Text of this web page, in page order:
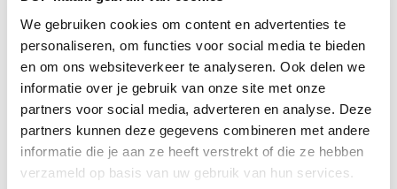
We gebruiken cookies om content en advertenties te
personaliseren, om functies voor social media te bieden
en om ons websiteverkeer te analyseren. Ook delen we
informatie over je gebruik van onze site met onze
partners voor social media, adverteren en analyse. Deze
partners kunnen deze gegevens combineren met andere
informatie die je aan ze heeft verstrekt of die ze hebben
verzameld op basis van uw gebruik van hun services.
SATO CT4-LX Labelhandleiding (0:48)